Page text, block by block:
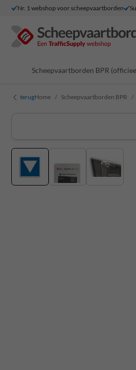
Nr. 1 webshop voor scheepvaartborden
Scheepvaartborden BPR
terugHome Scheepvaartborden BPR